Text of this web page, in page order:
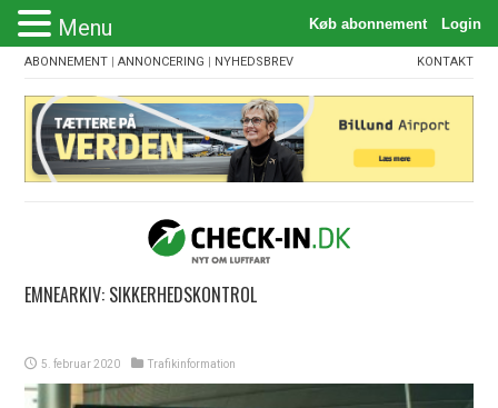
ABONNEMENT |ANNONCERING | NYHEDSBREV KONTAKT
EMNEARKIV: SIKKERHEDSKONTROL
5. februar 2020 Trafikinformation
Menu